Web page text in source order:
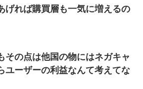
げれば購買層も一気に増えるの
その点は他国の物にはネガキャ
ユーザーの利益なんて考えてな